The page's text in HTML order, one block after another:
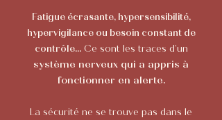
Fatigue écrasante, hypersensibilité,
hypervigilance ou besoin constant de
contrôle…Ce sont les traces d’un
système nerveux qui a appris à
fonctionner en alerte.
La sécurité ne se trouve pas dans le